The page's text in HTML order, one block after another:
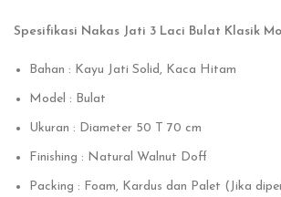
Spesifikasi Nakas Jati 3 Laci Bulat Klasik
Bahan : Kayu Jati Solid, Kaca Hitam
Model : Bulat
Ukuran : Diameter 50 T 70 cm
Finishing : Natural Walnut Doff
Packing : Foam, Kardus dan Palet (Jika